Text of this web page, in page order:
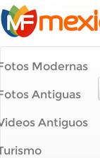
Modernas
Antiguas
Antiguos